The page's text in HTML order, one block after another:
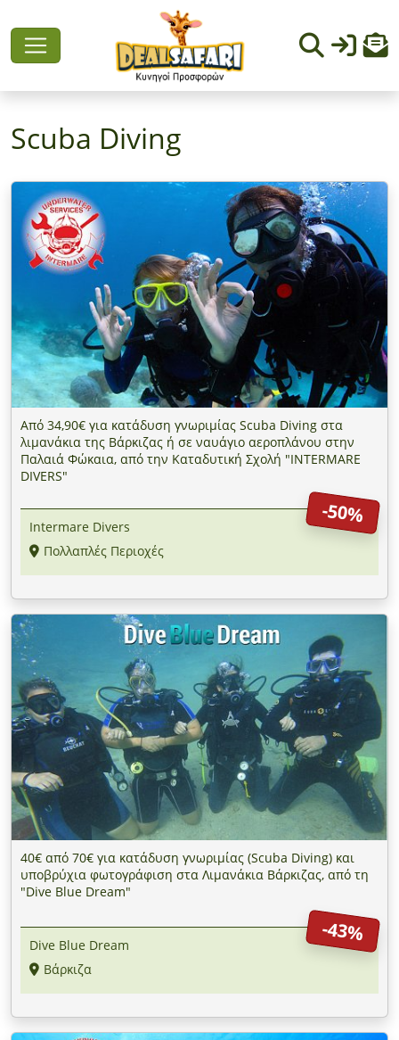
Scuba Diving
Από 34,90€ για κατάδυση γνωριμίας Scuba Diving στα
λιμανάκια της Βάρκιζας ή σε ναυάγιο αεροπλάνου στην
Παλαιά Φώκαια, από την Καταδυτική Σχολή "INTERMARE
DIVERS"
-50%
Intermare Divers
Πολλαπλές Περιοχές
40€ από 70€ για κατάδυση γνωριμίας (Scuba Diving) και
υποβρύχια φωτογράφιση στα Λιμανάκια Βάρκιζας, από τη
"Dive Blue Dream"
-43%
Dive Blue Dream
Βάρκιζα